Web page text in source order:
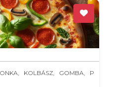
KOLBÁSZ, GOMBA, P